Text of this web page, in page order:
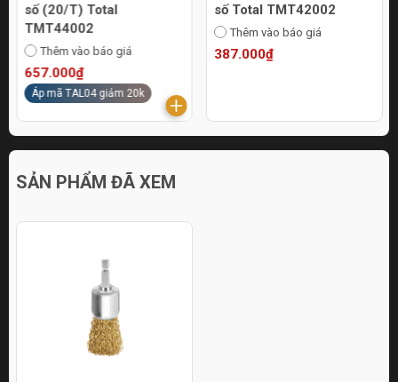
số (20/T) Total
TMT44002
Thêm vào báo giá
657.000₫
Áp mã TAL04 giảm 20k
số Total TMT42002
Thêm vào báo giá
387.000₫
SẢN PHẨM ĐÃ XEM